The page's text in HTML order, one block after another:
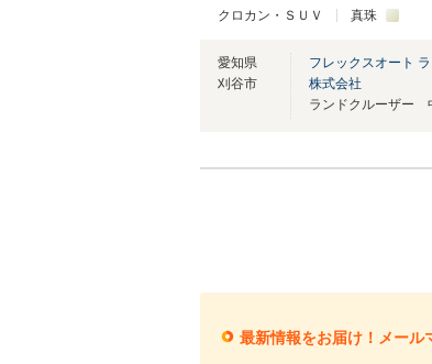
クロカン・ＳＵＶ 真珠
愛知県
刈谷市
フレックスオート
株式会社
ランドクルーザー
最新情報をお届け！メール